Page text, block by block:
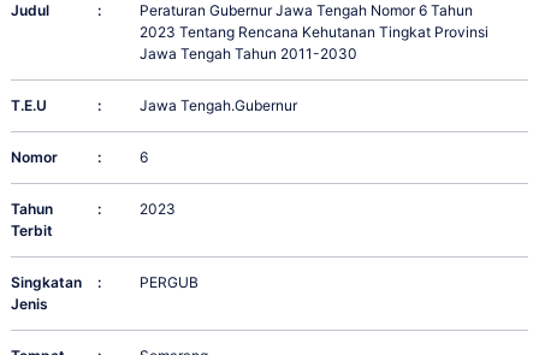
Judul :
Peraturan Gubernur Jawa Tengah Nomor 6 Tahun
2023 Tentang Rencana Kehutanan Tingkat Provinsi
Jawa Tengah Tahun 2011-2030
T.E.U : Jawa Tengah.Gubernur
Nomor : 6
Tahun
Terbit
: 2023
Singkatan
Jenis
: PERGUB